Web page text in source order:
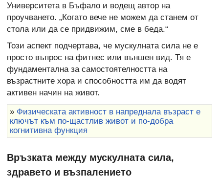
Университета в Бъфало и водещ автор на
проучването. „Когато вече не можем да станем от
стола или да се придвижим, сме в беда.“
Този аспект подчертава, че мускулната сила не е
просто въпрос на фитнес или външен вид. Тя е
фундаментална за самостоятелността на
възрастните хора и способността им да водят
активен начин на живот.
» Физическата активност в напреднала възраст е
ключът към по-щастлив живот и по-добра
когнитивна функция
Връзката между мускулната сила,
здравето и възпалението